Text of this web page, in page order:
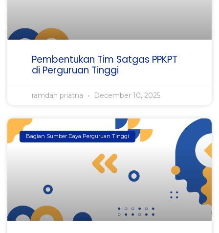
Pembentukan Tim Satgas PPKPT
di Perguruan Tinggi
ramdan priatna December 10, 2025
Bagian Sumber Daya Perguruan Tinggi